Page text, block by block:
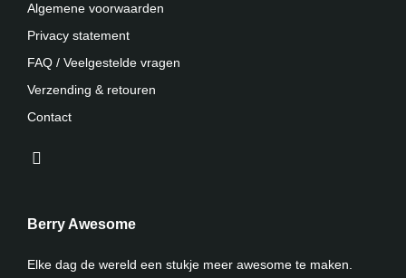
Algemene voorwaarden
Privacy statement
FAQ / Veelgestelde vragen
Verzending & retouren
Contact
Berry Awesome
Elke dag de wereld een stukje meer awesome te maken.